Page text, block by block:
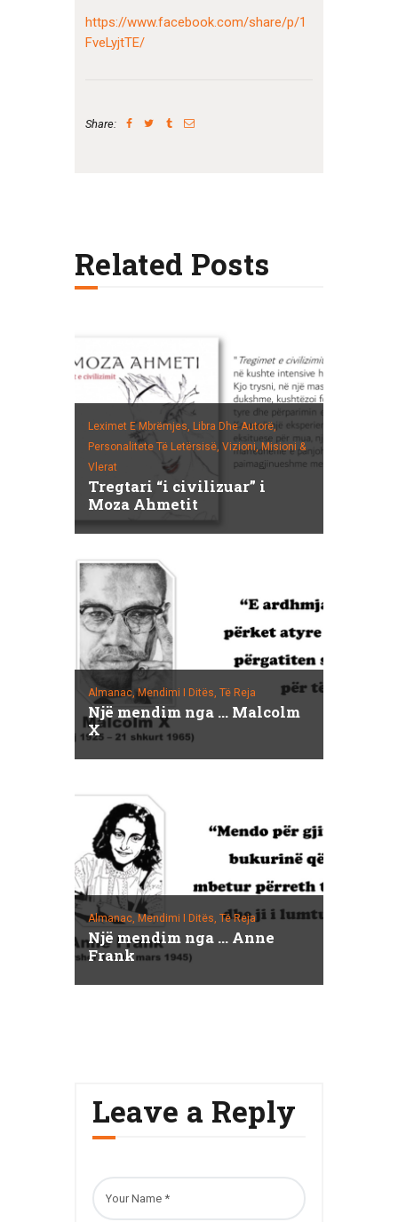
https://www.facebook.com/share/p/1
FveLyjtTE/
Share:
Related Posts
Leximet E Mbrëmjes, Libra Dhe Autorë,
Personalitete Të Letërsisë, Vizioni, Misioni &
Vlerat
Tregtari “i civilizuar” i
Moza Ahmetit
Almanac,Mendimi I Ditës, Të Reja
Një mendim nga … Malcolm
X
Almanac, Mendimi I Ditës, Të Reja
Një mendim nga … Anne
Frank
Leave a Reply